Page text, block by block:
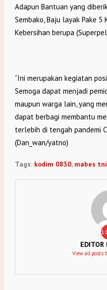
Adapun Bantuan yang
Sembako, Baju layak Pake 5
Kebersihan berupa
“Ini merupakan kegiatan
Semoga dapat menjadi
maupun warga lain, yang
dapat berbagi membantu
terlebih di tengah pandemi
(Dan_wan/yatno)
Tags: kodim 0830, mabes tni
EDITOR
View all posts